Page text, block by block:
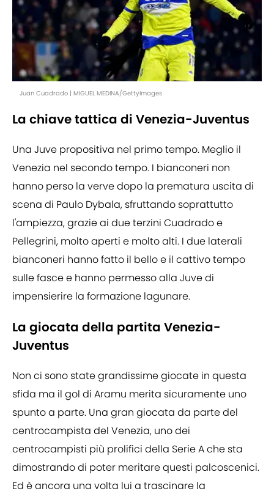
Juan Cuadrado | MIGUEL MEDINA/GettyImages
La chiave tattica di Venezia-Juventus
Una Juve propositiva nel primo tempo. Meglio il
Venezia nel secondo tempo. I bianconeri non
hanno perso la verve dopo la prematura uscita di
scena di Paulo Dybala, sfruttando soprattutto
l'ampiezza, grazie ai due terzini Cuadrado e
Pellegrini, molto aperti e molto alti. I due laterali
bianconeri hanno fatto il bello e il cattivo tempo
sulle fasce e hanno permesso alla Juve di
impensierire la formazione lagunare.
La giocata della partita Venezia-
Juventus
Non ci sono state grandissime giocate in questa
sfida ma il gol di Aramu merita sicuramente uno
spunto a parte. Una gran giocata da parte del
centrocampista del Venezia, uno dei
centrocampisti più prolifici della Serie A che sta
dimostrando di poter meritare questi palcoscenici.
Ed è ancora una volta lui a trascinare la